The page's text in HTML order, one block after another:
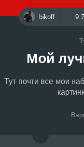
bikoff
Мой
Тут почти все мои